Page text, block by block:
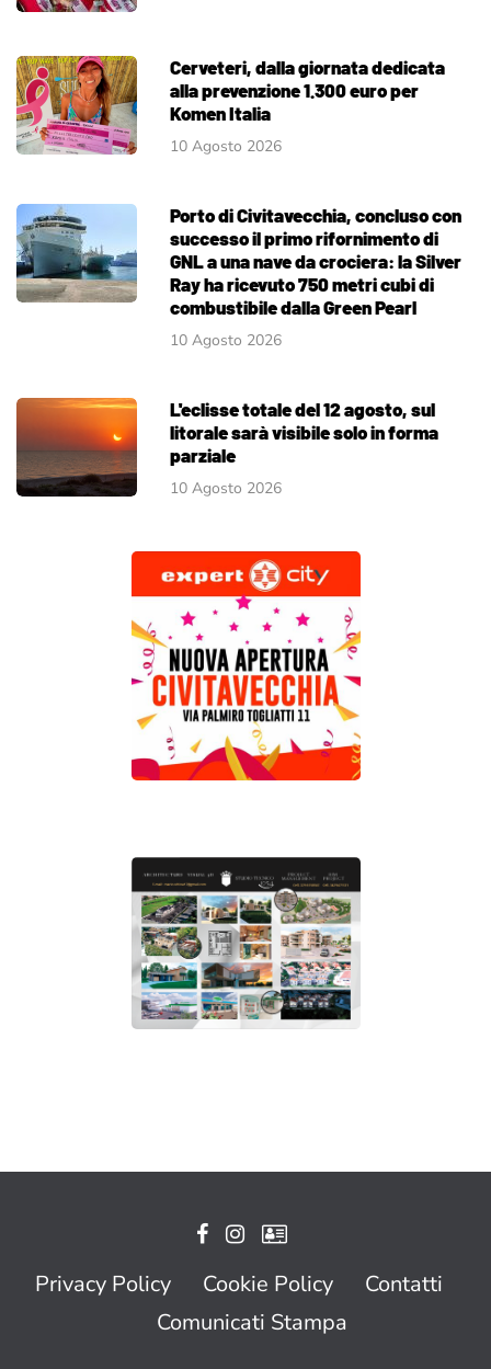
Cerveteri, dalla giornata dedicata
alla prevenzione 1.300 euro per
Komen Italia
10 Agosto 2026
Porto di Civitavecchia, concluso con
successo il primo rifornimento di
GNL a una nave da crociera: la Silver
Ray ha ricevuto 750 metri cubi di
combustibile dalla Green Pearl
10 Agosto 2026
L'eclisse totale del 12 agosto, sul
litorale sarà visibile solo in forma
parziale
10 Agosto 2026
Privacy Policy Cookie Policy
Contatti
Comunicati Stampa